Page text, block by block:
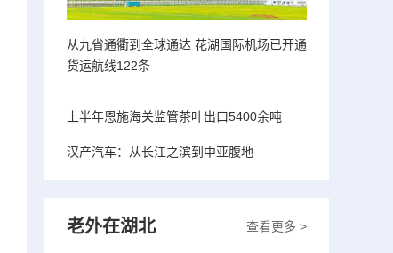
从九省通衢到全球通达 花湖国际机场已开通
货运航线122条
上半年恩施海关监管茶叶出口5400余吨
汉产汽车：从长江之滨到中亚腹地
查看更多 >
老外在湖北